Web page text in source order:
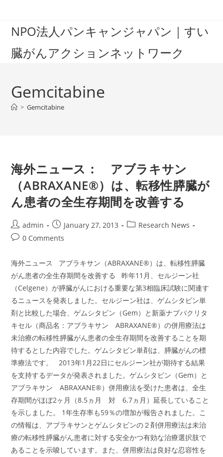
contentNPO法人パンキャンジャパン｜すい
臓がんアクションネットワーク
Gemcitabine
> Gemcitabine
海外ニュース： アブラキサン
（ABRAXANE®）は、転移性膵臓が
ん患者の全生存期間を改善する
Post
author:
admin
Post
published:
January 27, 2013
PostResearch News
Post0 Comments
海外ニュース アブラキサン（ABRAXANE®）は、転移性膵臓
がん患者の全生存期間を改善する 昨年11月、セルジーン社
（Celgene）が膵臓がんにおける重要な第3相臨床試験に関連す
るニュースを発表しました。セルジーン社は、ゲムシタビン単
剤と比較した場合、ゲムシタビン（Gem）と新薬ナブパクリタ
キセル（商品名：アブラキサン ABRAXANE®）の併用療法は
未治療の転移性膵臓がん患者の全生存期間を改善することを期
待するとした内容でした。ゲムシタビン単剤は、膵臓がんの標
準療法です。 2013年1月22日にセルジーン社が期待する結果
を支持するデータが発表されました。ゲムシタビン（Gem）と
アブラキサン ABRAXANE®）併用療法を受けた患者は、全生
存期間がほぼ2ヶ月（8.5ヵ月 対 6.7ヵ月）延長していること
を示しました。 1年生存率も59％の増加が報告されました。こ
の情報は、アブラキサンとゲムシタビンの２剤併用療法は未治
療の転移性膵臓がん患者に対する安全かつ有効な治療選択肢で
あることを示唆しています。また、併用療法は良好な忍容性を